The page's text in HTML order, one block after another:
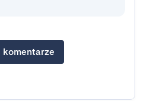
komentarze